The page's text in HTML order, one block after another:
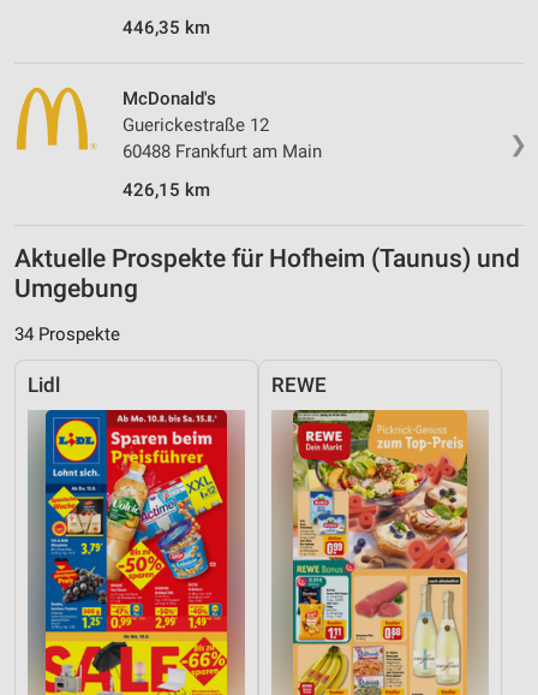
446,35 km
❯
McDonald's
Guerickestraße 12
60488 Frankfurt am Main
426,15 km
Aktuelle Prospekte für Hofheim (Taunus) und
Umgebung
34 Prospekte
Lidl REWE